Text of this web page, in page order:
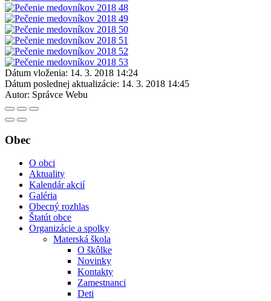
Dátum vloženia: 14. 3. 2018 14:24
Dátum poslednej aktualizácie: 14. 3. 2018 14:45
Autor: Správce Webu
Obec
O obci
Aktuality
Kalendár akcií
Galéria
Obecný rozhlas
Štatút obce
Organizácie a spolky
Materská škola
O škôlke
Novinky
Kontakty
Zamestnanci
Deti